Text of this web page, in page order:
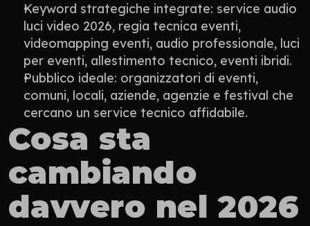
Keyword strategiche integrate: service audio
luci video 2026, regia tecnica eventi,
videomapping eventi, audio professionale, luci
per eventi, allestimento tecnico, eventi ibridi.
Pubblico ideale: organizzatori di eventi,
comuni, locali, aziende, agenzie e festival che
cercano un service tecnico affidabile.
Cosa sta
cambiando
davvero nel 2026